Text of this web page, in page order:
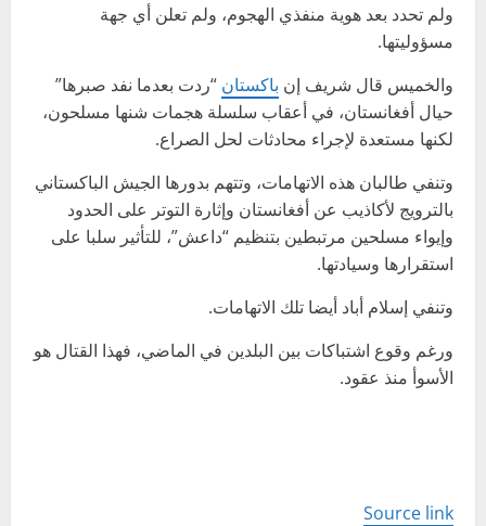
ولم تحدد بعد هوية منفذي الهجوم، ولم تعلن أي جهة
مسؤوليتها.
والخميس قال شريف إن باكستان “ردت بعدما نفد صبرها”
حيال أفغانستان، في أعقاب سلسلة هجمات شنها مسلحون،
لكنها مستعدة لإجراء محادثات لحل الصراع.
وتنفي طالبان هذه الاتهامات، وتتهم بدورها الجيش الباكستاني
بالترويج لأكاذيب عن أفغانستان وإثارة التوتر على الحدود
وإيواء مسلحين مرتبطين بتنظيم “داعش”، للتأثير سلبا على
استقرارها وسيادتها.
وتنفي إسلام أباد أيضا تلك الاتهامات.
ورغم وقوع اشتباكات بين البلدين في الماضي، فهذا القتال هو
الأسوأ منذ عقود.
Source link